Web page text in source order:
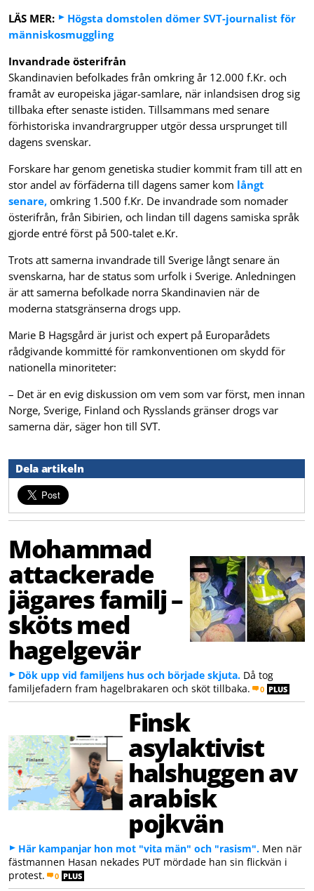
Dela artikeln
LÄS MER:
Högsta domstolen dömer SVT-journalist för
människosmuggling
Invandrade österifrån
Skandinavien befolkades från omkring år 12.000 f.Kr. och
framåt av europeiska jägar-samlare, när inlandsisen drog sig
tillbaka efter senaste istiden. Tillsammans med senare
förhistoriska invandrargrupper utgör dessa ursprunget till
dagens svenskar.
Forskare har genom genetiska studier kommit fram till att en
stor andel av förfäderna till dagens samer kom långt
senare, omkring 1.500 f.Kr. De invandrade som nomader
österifrån, från Sibirien, och lindan till dagens samiska språk
gjorde entré först på 500-talet e.Kr.
Trots att samerna invandrade till Sverige långt senare än
svenskarna, har de status som urfolk i Sverige. Anledningen
är att samerna befolkade norra Skandinavien när de
moderna statsgränserna drogs upp.
Marie B Hagsgård är jurist och expert på Europarådets
rådgivande kommitté för ramkonventionen om skydd för
nationella minoriteter:
– Det är en evig diskussion om vem som var först, men innan
Norge, Sverige, Finland och Rysslands gränser drogs var
samerna där, säger hon till SVT.
Mohammad
attackerade
jägares familj –
sköts med
hagelgevär
Dök upp vid familjens hus och började skjuta. Då tog
familjefadern fram hagelbrakaren och sköt tillbaka.
0 PLUS
Finsk
asylaktivist
halshuggen av
arabisk
pojkvän
Här kampanjar hon mot "vita män" och "rasism". Men när
fästmannen Hasan nekades PUT mördade han sin flickvän i
protest.
0 PLUS